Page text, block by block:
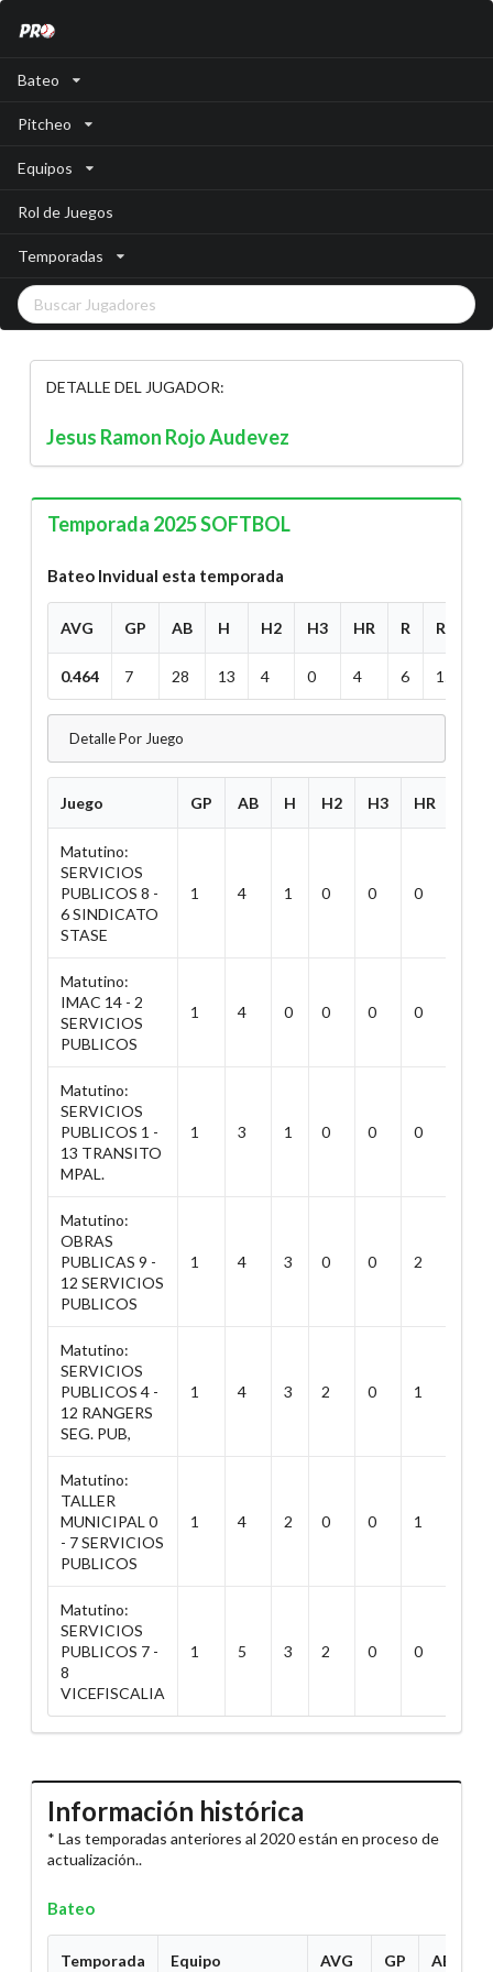
Bateo
Pitcheo
Equipos
Rol de Juegos
Temporadas
DETALLE DEL JUGADOR:
Jesus Ramon Rojo Audevez
Temporada 2025 SOFTBOL
Bateo Invidual esta temporada
AVG GP AB H H2 H3 HR R RBI
0.464 7 28 13 4 0 4 6 15
Detalle Por Juego
Juego GP AB H H2 H3 HR
Matutino:
SERVICIOS
PUBLICOS 8 -
6 SINDICATO
STASE
1 4 1 0 0 0
Matutino:
IMAC 14 - 2
SERVICIOS
PUBLICOS
1 4 0 0 0 0
Matutino:
SERVICIOS
PUBLICOS 1 -
13 TRANSITO
MPAL.
1 3 1 0 0 0
Matutino:
OBRAS
PUBLICAS 9 -
12 SERVICIOS
PUBLICOS
1 4 3 0 0 2
Matutino:
SERVICIOS
PUBLICOS 4 -
12 RANGERS
SEG. PUB,
1 4 3 2 0 1
Matutino:
TALLER
MUNICIPAL 0
- 7 SERVICIOS
PUBLICOS
1 4 2 0 0 1
Matutino:
SERVICIOS
PUBLICOS 7 -
8
VICEFISCALIA
1 5 3 2 0 0
Información histórica
* Las temporadas anteriores al 2020 están en proceso de
actualización..
Bateo
Temporada Equipo AVG GP AB